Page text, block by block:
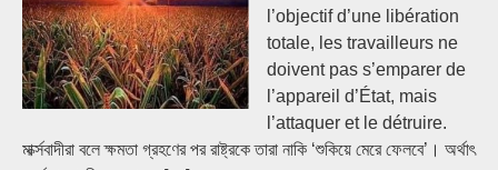
l’objectif d’une libération
totale, les travailleurs ne
doivent pas s’emparer de
l’appareil d’État, mais
l’attaquer et le détruire.
মার্ক্সবাদীরা বলে ক্ষমতা গ্রহণের পর রাষ্ট্রকে তারা নাকি ‘শুকিয়ে মেরে ফেলবে’। অর্থাৎ